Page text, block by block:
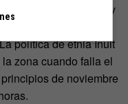
de Iqaluit entre 2010 y
región necesita
política de etnia Inuit
zona cuando falla el
de noviembre